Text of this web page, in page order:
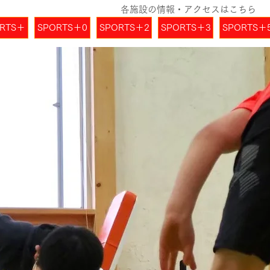
各施設の情報・アクセスはこちら
＋
SPORTS＋0 SPORTS＋2 SPORTS＋3 SPORTS＋